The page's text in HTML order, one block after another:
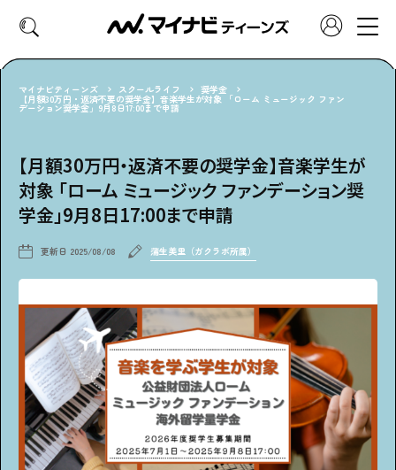
好きなカテゴリーから見る
ファッション ヘア・メイク
トレンド
エンタメ 診断
特集・連載 社会体験
アンケート プレゼント
マイナビティーンズ スクールライフ 奨学金
【月額30万円・返済不要の奨学金】音楽学生が対象 「ローム ミュージック ファン
デーション奨学金」9月8日17:00まで申請
【月額30万円・返済不要の奨学金】音楽学生が
対象 「ローム ミュージック ファンデーション奨
学金」9月8日17:00まで申請
更新日 2025/08/08 蒲生美里（ガクラボ所属）